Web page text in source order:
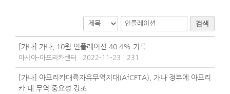
검색
[가나] 가나, 10월 인플레이션 40.4% 기록
아시아-아프리카센터 2022-11-23 231
[가나] 아프리카대륙자유무역지대(AfCFTA), 가나 정부에 아프리
카 내 무역 중요성 강조